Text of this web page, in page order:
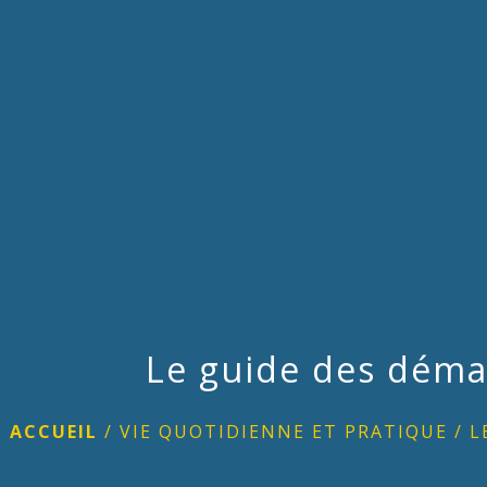
Le guide des
ACCUEIL / VIE QUOTIDIENNE ET PRATIQUE /